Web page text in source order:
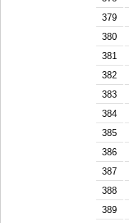
379
380
381
382
383
384
385
386
387
388
389